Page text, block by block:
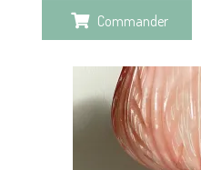
Commander